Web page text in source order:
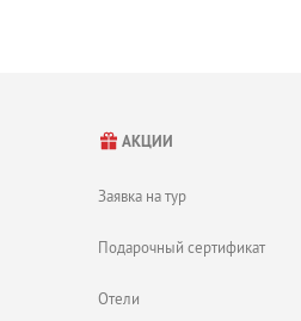
АКЦИИ
Заявка на тур
Подарочный сертификат
Отели